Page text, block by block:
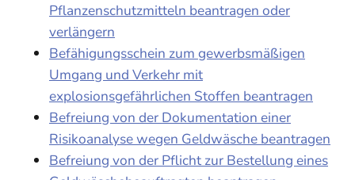
Pflanzenschutzmitteln beantragen oder
verlängern
Befähigungsschein zum gewerbsmäßigen
Umgang und Verkehr mit
explosionsgefährlichen Stoffen beantragen
Befreiung von der Dokumentation einer
Risikoanalyse wegen Geldwäsche beantragen
Befreiung von der Pflicht zur Bestellung eines